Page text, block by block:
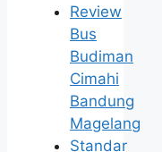
Review
Bus
Budiman
Cimahi
Bandung
Magelang
Standar